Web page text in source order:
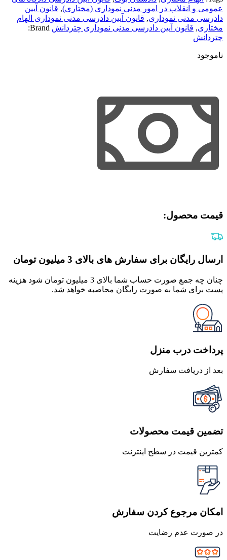
عمومی و انقلاب در امور مدنی نموداری (مختاری), قانون آیین
دادرسی مدنی نموداری, قانون آیین دادرسی مدنی نموداری الهام
مختاری, قانون آیین دادرسی مدنی نموداری چتردانش Brand:
چتردانش
ناموجود
قیمت محصول:​
ارسال رایگان برای سفارش های بالای 3 میلیون تومان
چنان چه جمع صورت حساب شما بالای 3 میلیون تومان شود هزینه
پست برای شما به صورت رایگان محاصبه خواهد شد.
پرداخت درب منزل
بعد از دریافت سفارش
تضمین قیمت محصولات
کمترین قیمت در سطح اینترنت
امکان مرجوع کردن سفارش
در صورت عدم رضایت